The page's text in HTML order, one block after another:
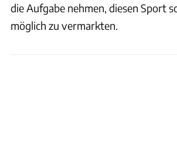
die Aufgabe nehmen, diesen Sport
möglich zu vermarkten.